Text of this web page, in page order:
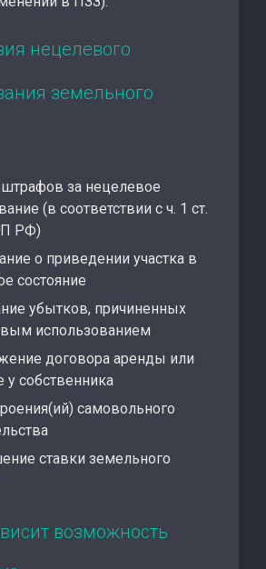
нецелевого
земельного
за нецелевое
(в соответствии с ч. 1 ст.
РФ)
о приведении участка в
состояние
убытков, причиненных
использованием
договора аренды или
у собственника
самовольного
ставки земельного
возможность